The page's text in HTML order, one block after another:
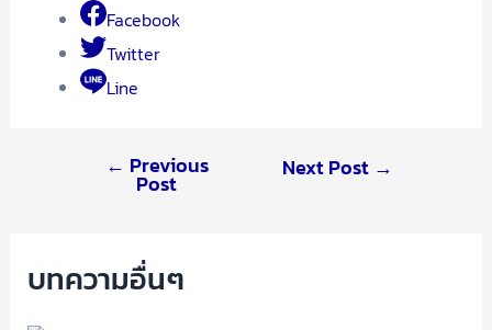
Facebook
Twitter
Line
← Previous
Post
Next Post →
บทความอื่นๆ